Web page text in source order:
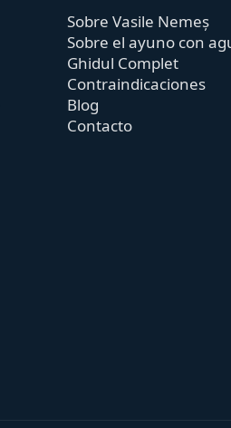
Sobre Vasile Nemeș
Sobre el ayuno con
Ghidul Complet
Contraindicaciones
Blog
Contacto